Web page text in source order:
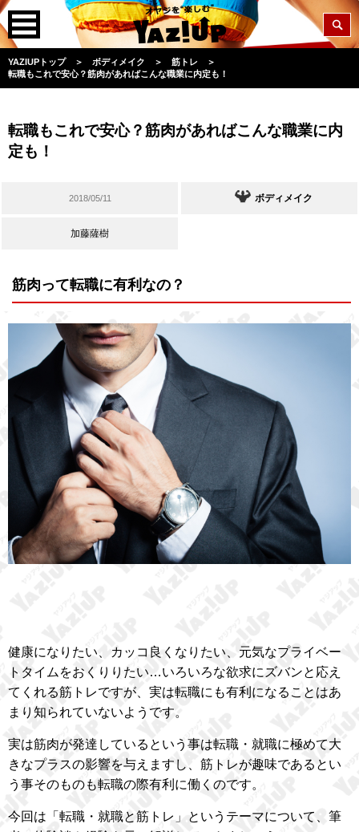
YAZIUPトップ ＞ ボディメイク ＞ 筋トレ
＞
転職もこれで安心？筋肉があればこんな職業に内定も！
転職もこれで安心？筋肉があればこんな職業に内
定も！
2018/05/11 ボディメイク
加藤薩樹
筋肉って転職に有利なの？
健康になりたい、カッコ良くなりたい、元気なプライベー
トタイムをおくりりたい…いろいろな欲求にズバンと応え
てくれる筋トレですが、実は転職にも有利になることはあ
まり知られていないようです。
実は筋肉が発達しているという事は転職・就職に極めて大
きなプラスの影響を与えますし、筋トレが趣味であるとい
う事そのものも転職の際有利に働くのです。
今回は「転職・就職と筋トレ」というテーマについて、筆